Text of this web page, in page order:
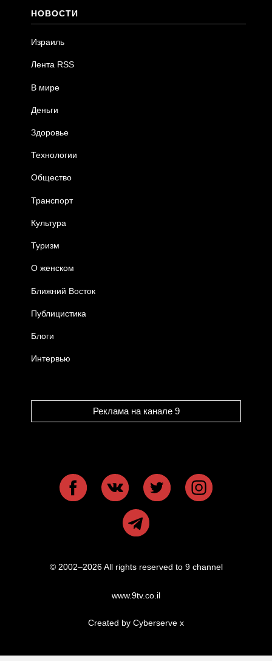
НОВОСТИ
Израиль
Лента RSS
В мире
Деньги
Здоровье
Технологии
Общество
Транспорт
Культура
Туризм
О женском
Ближний Восток
Публицистика
Блоги
Интервью
Реклама на канале 9
© 2002–2026 All rights reserved to 9 channel
www.9tv.co.il
Created by Cyberserve x